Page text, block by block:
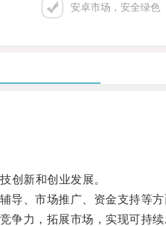
安卓市场，安全绿色
新和创业发展。
、市场推广、资金支持等方
力，拓展市场，实现可持续